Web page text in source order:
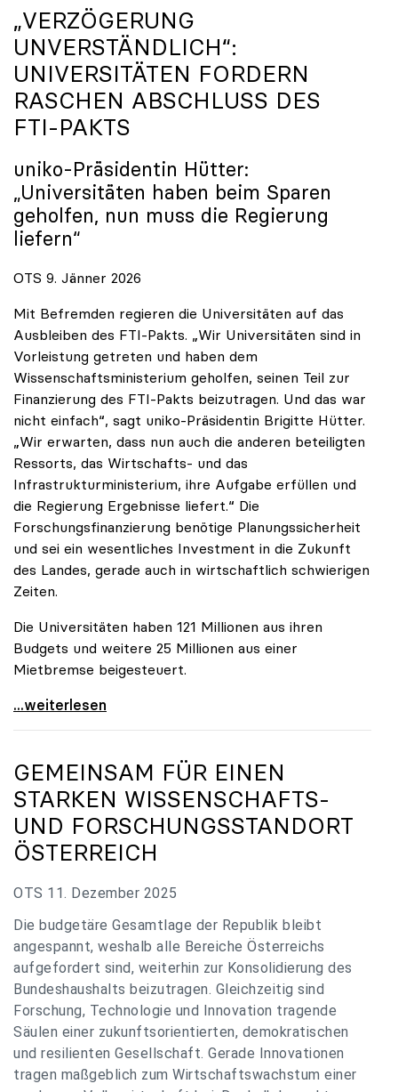
„VERZÖGERUNG
UNVERSTÄNDLICH“:
UNIVERSITÄTEN FORDERN
RASCHEN ABSCHLUSS DES
FTI-PAKTS
uniko-Präsidentin Hütter:
„Universitäten haben beim Sparen
geholfen, nun muss die Regierung
liefern“
OTS 9. Jänner 2026
Mit Befremden regieren die Universitäten auf das
Ausbleiben des FTI-Pakts. „Wir Universitäten sind in
Vorleistung getreten und haben dem
Wissenschaftsministerium geholfen, seinen Teil zur
Finanzierung des FTI-Pakts beizutragen. Und das war
nicht einfach“, sagt uniko-Präsidentin Brigitte Hütter.
„Wir erwarten, dass nun auch die anderen beteiligten
Ressorts, das Wirtschafts- und das
Infrastrukturministerium, ihre Aufgabe erfüllen und
die Regierung Ergebnisse liefert.“ Die
Forschungsfinanzierung benötige Planungssicherheit
und sei ein wesentliches Investment in die Zukunft
des Landes, gerade auch in wirtschaftlich schwierigen
Zeiten.
Die Universitäten haben 121 Millionen aus ihren
Budgets und weitere 25 Millionen aus einer
Mietbremse beigesteuert.
„Verzögerung unverständlich“: Universitäten
...weiterlesen
GEMEINSAM FÜR EINEN
STARKEN WISSENSCHAFTS-
UND FORSCHUNGSSTANDORT
ÖSTERREICH
OTS 11. Dezember 2025
Die budgetäre Gesamtlage der Republik bleibt
angespannt, weshalb alle Bereiche Österreichs
aufgefordert sind, weiterhin zur Konsolidierung des
Bundeshaushalts beizutragen. Gleichzeitig sind
Forschung, Technologie und Innovation tragende
Säulen einer zukunftsorientierten, demokratischen
und resilienten Gesellschaft. Gerade Innovationen
tragen maßgeblich zum Wirtschaftswachstum einer